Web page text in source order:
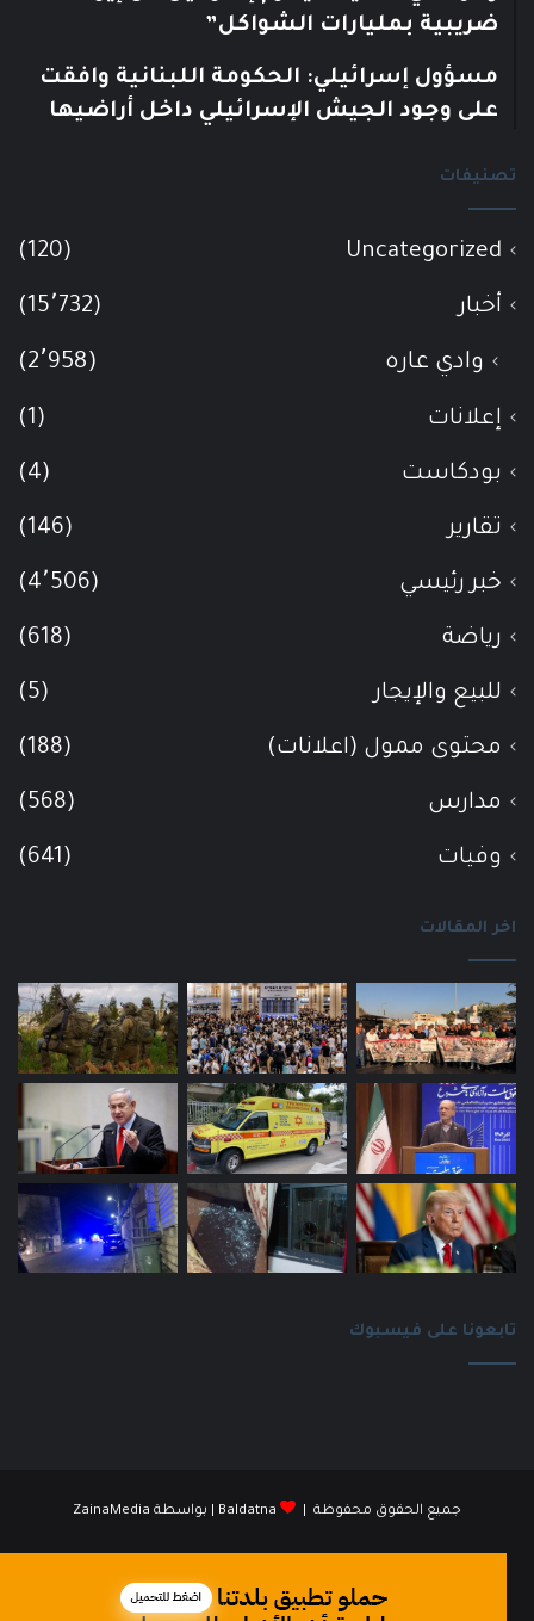
ضريبية بمليارات الشواكل”
مسؤول إسرائيلي: الحكومة اللبنانية وافقت
على وجود الجيش الإسرائيلي داخل أراضيها
تصنيفات
Uncategorized
(120)
أخبار (15٬732)
وادي عاره (2٬958)
إعلانات (1)
بودكاست (4)
تقارير (146)
خبر رئيسي (4٬506)
رياضة (618)
للبيع والإيجار (5)
محتوى ممول (اعلانات) (188)
مدارس (568)
وفيات (641)
اخر المقالات
تابعونا على فيسبوك
جميع الحقوق محفوظة | Baldatna | بواسطة ZainaMedia